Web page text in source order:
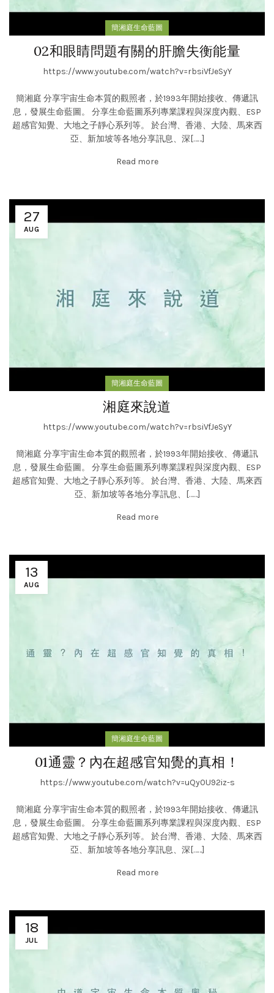
簡湘庭生命藍圖
02和眼睛問題有關的肝膽失衡能量
https://www.youtube.com/watch?v=rbsiVfJeSyY
簡湘庭 分享宇宙生命本質的觀照者，於1993年開始接收、傳遞訊
息，發展生命藍圖。 分享生命藍圖系列專業課程與深度內觀、ESP
超感官知覺、大地之子靜心系列等。 於台灣、香港、大陸、馬來西
亞、新加坡等各地分享訊息、深[……]
Read more
27
AUG
簡湘庭生命藍圖
湘庭來說道
https://www.youtube.com/watch?v=rbsiVfJeSyY
簡湘庭 分享宇宙生命本質的觀照者，於1993年開始接收、傳遞訊
息，發展生命藍圖。 分享生命藍圖系列專業課程與深度內觀、ESP
超感官知覺、大地之子靜心系列等。 於台灣、香港、大陸、馬來西
亞、新加坡等各地分享訊息、[……]
Read more
13
AUG
簡湘庭生命藍圖
01通靈？內在超感官知覺的真相！
https://www.youtube.com/watch?v=uQy0U92iz-s
簡湘庭 分享宇宙生命本質的觀照者，於1993年開始接收、傳遞訊
息，發展生命藍圖。 分享生命藍圖系列專業課程與深度內觀、ESP
超感官知覺、大地之子靜心系列等。 於台灣、香港、大陸、馬來西
亞、新加坡等各地分享訊息、深[……]
Read more
18
JUL